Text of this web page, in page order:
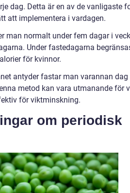
dag. Detta är en av de vanligaste
att implementera i vardagen.
man normalt under fem dagar i
Under fastedagarna
för kvinnor.
antyder fastar man varannan dag
metod kan vara utmanande för
för viktminskning.
om periodisk